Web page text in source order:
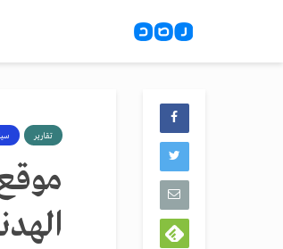
تقارير